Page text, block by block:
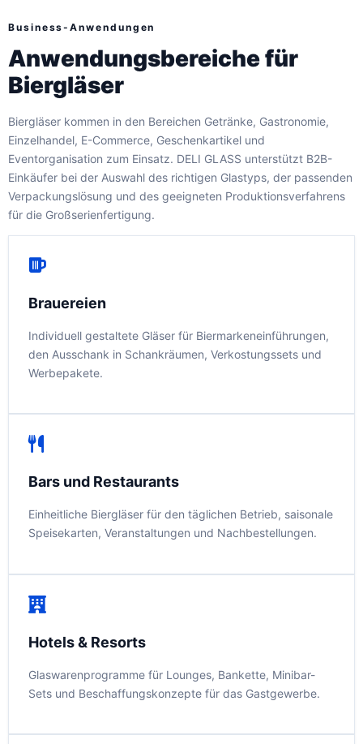
Business-Anwendungen
Anwendungsbereiche für
Biergläser
Biergläser kommen in den Bereichen Getränke, Gastronomie,
Einzelhandel, E-Commerce, Geschenkartikel und
Eventorganisation zum Einsatz. DELI GLASS unterstützt B2B-
Einkäufer bei der Auswahl des richtigen Glastyps, der passenden
Verpackungslösung und des geeigneten Produktionsverfahrens
für die Großserienfertigung.
Brauereien
Individuell gestaltete Gläser für Biermarkeneinführungen,
den Ausschank in Schankräumen, Verkostungssets und
Werbepakete.
Bars und Restaurants
Einheitliche Biergläser für den täglichen Betrieb, saisonale
Speisekarten, Veranstaltungen und Nachbestellungen.
Hotels & Resorts
Glaswarenprogramme für Lounges, Bankette, Minibar-
Sets und Beschaffungskonzepte für das Gastgewerbe.